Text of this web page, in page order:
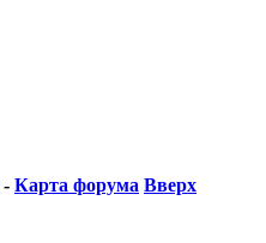
- Карта форума Вверх